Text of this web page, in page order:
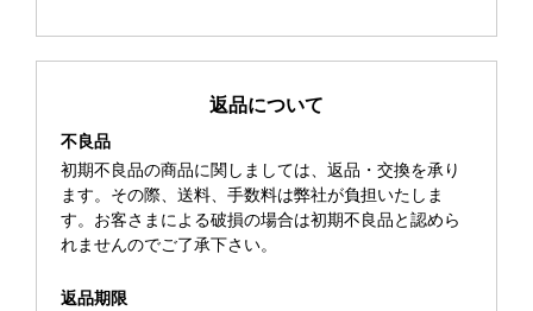
返品について
不良品
初期不良品の商品に関しましては、返品・交換を承り
ます。その際、送料、手数料は弊社が負担いたしま
す。お客さまによる破損の場合は初期不良品と認めら
れませんのでご了承下さい。
返品期限